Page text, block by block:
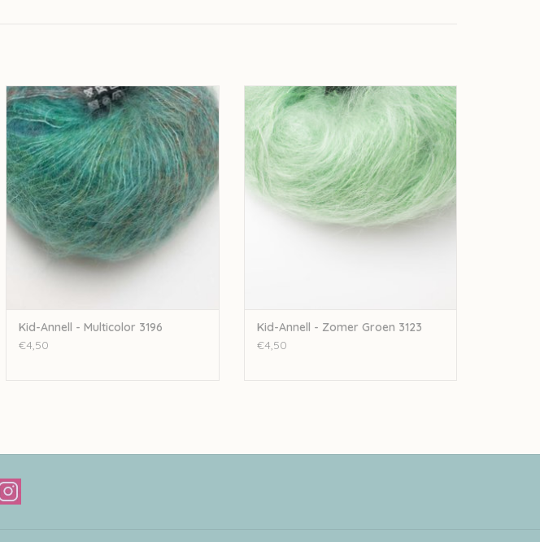
Annell Kid-Annell - Multicolor 3196
TOEVOEGEN AAN WINKELWAGEN
Kid-Annell - Multicolor 3196
€4,50
Annell Kid-Annell - Zomer Groen 3123
TOEVOEGEN AAN WINKELWAGEN
Kid-Annell - Zomer Groen 3123
€4,50